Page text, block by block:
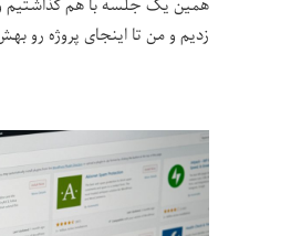
همین یک جلسه با هم گذاشتیم
زدیم و من تا اینجای پروژه رو